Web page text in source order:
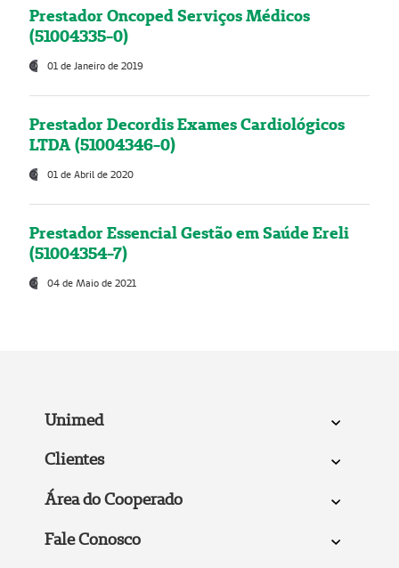
Prestador Oncoped Serviços Médicos
(51004335-0)
01 de Janeiro de 2019
Prestador Decordis Exames Cardiológicos
LTDA (51004346-0)
01 de Abril de 2020
Prestador Essencial Gestão em Saúde Ereli
(51004354-7)
04 de Maio de 2021
Unimed
Clientes
Área do Cooperado
Fale Conosco